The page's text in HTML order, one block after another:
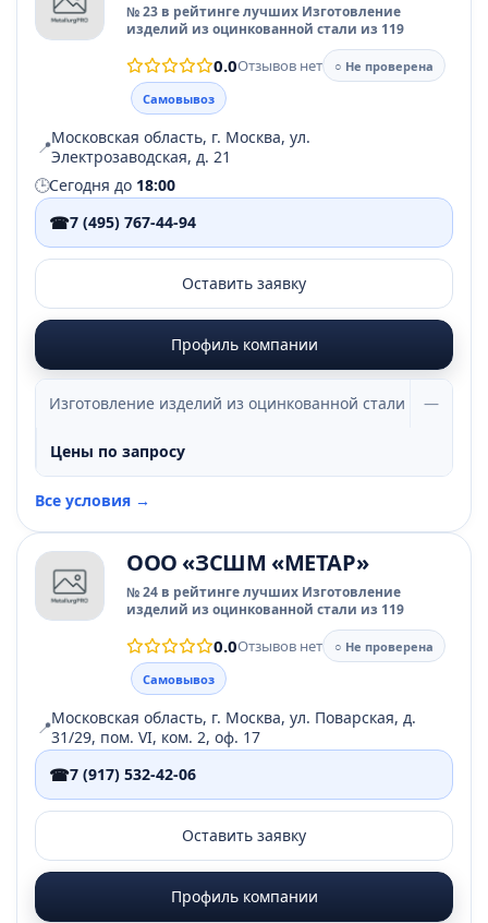
№ 23 в рейтинге лучших Изготовление
изделий из оцинкованной стали из 119
0.0Отзывов нет
○ Не проверена
Самовывоз
📍Московская область, г. Москва, ул.
Электрозаводская, д. 21
🕒Сегодня до 18:00
☎7 (495) 767-44-94
Оставить заявку
Профиль компании
Изготовление изделий из оцинкованной стали —
Цены по запросу
Все условия →
ООО «ЗСШМ «МЕТАР»
№ 24 в рейтинге лучших Изготовление
изделий из оцинкованной стали из 119
0.0Отзывов нет
○ Не проверена
Самовывоз
📍Московская область, г. Москва, ул. Поварская, д.
31/29, пом. VI, ком. 2, оф. 17
☎7 (917) 532-42-06
Оставить заявку
Профиль компании